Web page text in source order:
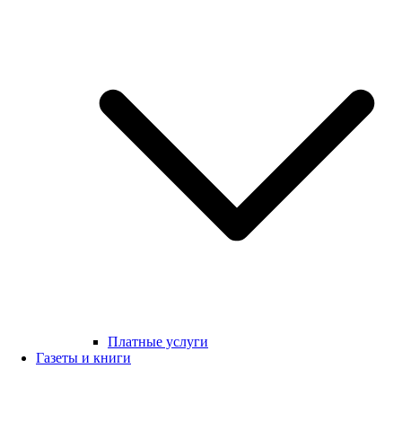
Платные услуги
Газеты и книги